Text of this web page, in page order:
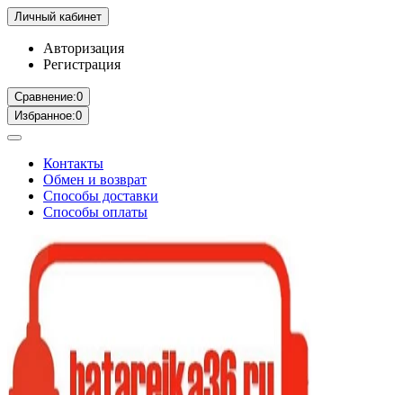
Личный кабинет
Авторизация
Регистрация
Сравнение:0
Избранное:0
Контакты
Обмен и возврат
Способы доставки
Способы оплаты